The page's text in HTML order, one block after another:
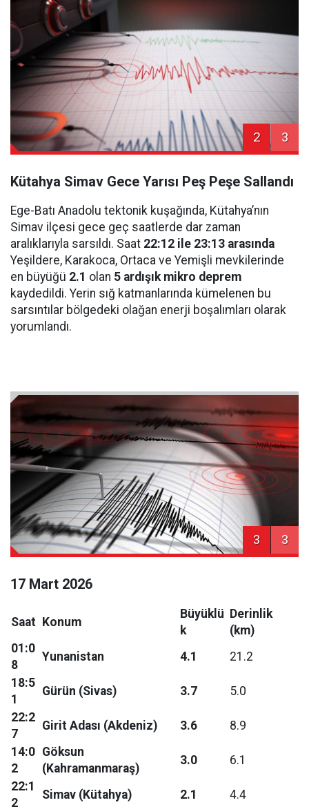
2 3
Kütahya Simav Gece Yarısı Peş Peşe Sallandı
Ege-Batı Anadolu tektonik kuşağında, Kütahya’nın
Simav ilçesi gece geç saatlerde dar zaman
aralıklarıyla sarsıldı. Saat 22:12 ile 23:13 arasında
Yeşildere, Karakoca, Ortaca ve Yemişli mevkilerinde
en büyüğü 2.1 olan 5 ardışık mikro deprem
kaydedildi. Yerin sığ katmanlarında kümelenen bu
sarsıntılar bölgedeki olağan enerji boşalımları olarak
yorumlandı.
3 3
17 Mart 2026
Saat Konum
Büyüklü
k
Derinlik
(km)
01:0
8
Yunanistan 4.1
21.2
18:5
1
Gürün (Sivas) 3.7
5.0
22:2
7
Girit Adası (Akdeniz) 3.6
8.9
14:0
2
Göksun
(Kahramanmaraş)
3.0
6.1
22:1
2
Simav (Kütahya) 2.1 4.4